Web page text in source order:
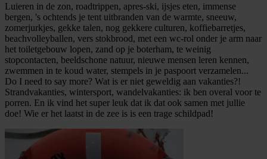
Luieren in de zon, roadtrippen, apres-ski, ijsjes eten, immense
bergen, 's ochtends je tent uitbranden van de warmte, sneeuw,
zomerjurkjes, gekke talen, nog gekkere culturen, koffiebarretjes,
beachvolleyballen, vers stokbrood, met een wc-rol onder je arm naar
het toiletgebouw lopen, zand op je boterham, te weinig
stopcontacten, beeldschone natuur, nieuwe mensen leren kennen,
zwemmen in te koud water, stempels in je paspoort verzamelen...
Do I need to say more? Wat is er niet geweldig aan vakanties?!
Strandvakanties, wintersport, wandelvakanties: ik ben overal voor te
porren. En ik vind het super leuk dat ik dat ook samen met jullie
doe! Wie er het laatst in de zee is is een trage schildpad!